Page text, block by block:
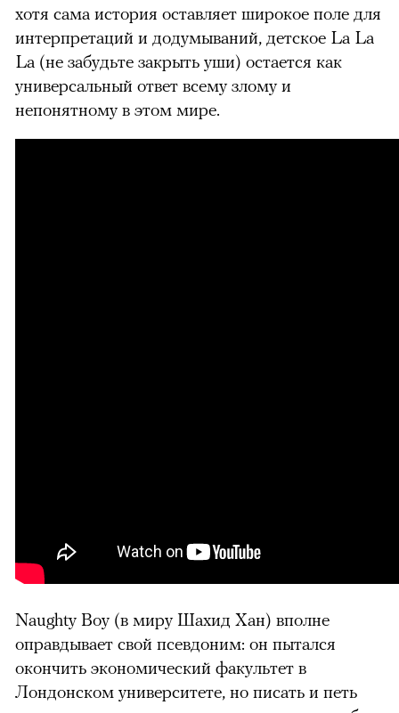
хотя сама история оставляет широкое поле для
интерпретаций и додумываний, детское La La
La (не забудьте закрыть уши) остается как
универсальный ответ всему злому и
непонятному в этом мире.
Naughty Boy (в миру Шахид Хан) вполне
оправдывает свой псевдоним: он пытался
окончить экономический факультет в
Лондонском университете, но писать и петь